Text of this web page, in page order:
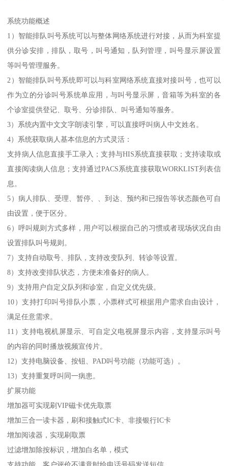
系统功能概述
1）智能排队叫号系统可以与整体网络系统进行对接，从而为科室提
供分诊安排，排队，取号，叫号通知，队列管理，叫号显示屏设置
等叫号管理服务。
2）智能排队叫号系统即可以与科室网络系统直接对接叫号，也可以
作为立的分诊叫号系统单应用，与叫号显示屏，音箱等为科室的各
个诊室提供登记、取号、分诊排队、叫号通知等服务。
3）系统内置中文文字朗读引擎，可以直接呼叫病人中文姓名。
4）系统获取病人基本信息的方式灵活：
支持病人信息直接手工录入；支持与HIS系统直接获取；支持读取或
直接阅读病人信息；支持通过PACS系统直接获取WORKLIST列表信
息。
5）病人排队、受理、暂停、、到达、预约和已报告等状态颜色可自
由设置，便于区分。
6）呼叫规则方式多样，用户可以根据自己的习惯或者现场状况自由
设置排队叫号规则。
7）支持自动取号、排队，支持改变队列、转诊等设置。
8）支持改变排队状态，方便未准备好的病人。
9）支持用户自定义队列和诊室，自定义优先级。
10）支持打印叫号排队小票，小票样式可根据用户需求自由设计，
满足任意需求。
11）支持电视机屏显示、可自定义电视屏显示内容，支持显示叫号
的内容的同时播放视频宣传片。
12）支持电脑设备、按钮、PAD叫号功能（功能可选）。
13）支持重复呼叫同一病患。
扩展功能
增加器可实现刷VIP磁卡优先取票
增加三合一读卡器，刷和接触式IC卡、非接银行IC卡
增加阅读器，实现刷取票
过滤增加除按标识，增加白名单，模式